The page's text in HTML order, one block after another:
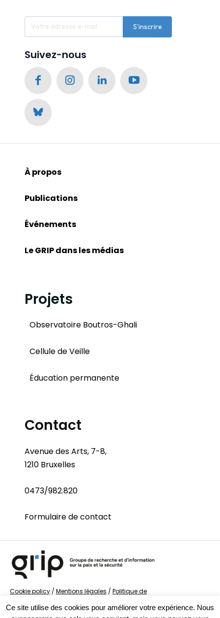
S'inscrire
Suivez-nous
À propos
Publications
Événements
Le GRIP dans les médias
Projets
Observatoire Boutros-Ghali
Cellule de Veille
Éducation permanente
Contact
Avenue des Arts, 7-8,
1210 Bruxelles
0473/982.820
Formulaire de contact
Cookie policy / Mentions légales / Politique de
la Sécurité
Ce site utilise des cookies pour améliorer votre expérience. Nous